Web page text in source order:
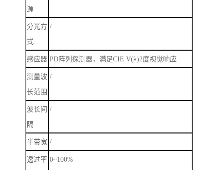
源
分光方
式
/
感应器 PD阵列探测器，满足CIE V(λ)2度视觉响应
测量波
长范围
/
波长间
隔
/
半带宽 /
透过率 0~100%